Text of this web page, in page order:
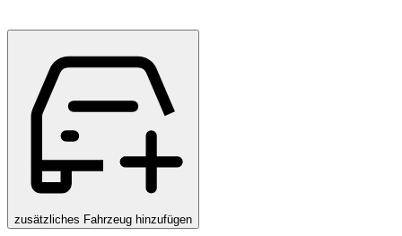
zusätzliches Fahrzeug hinzufügen